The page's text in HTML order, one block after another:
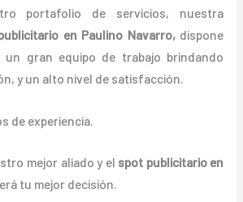
portafolio de servicios, nuestra
en Paulino Navarro,dispone
un gran equipo de trabajo brindando
y un alto nivel de satisfacción.
de experiencia.
mejor aliado y el spot publicitarioen
tu mejor decisión.